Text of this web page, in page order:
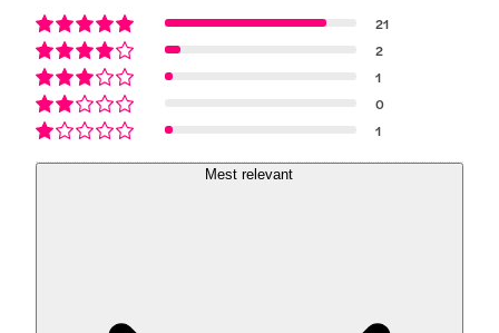
21
2
1
0
1
Mest relevant